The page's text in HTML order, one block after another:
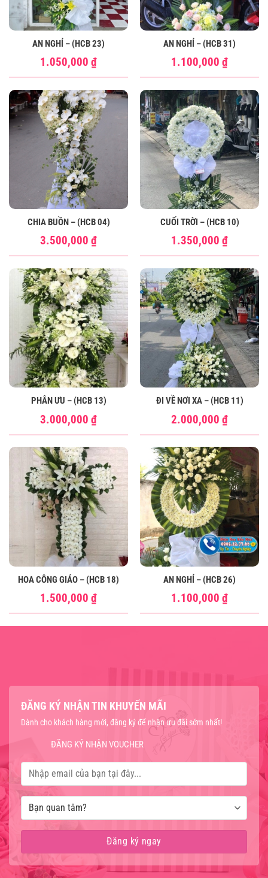
AN NGHỈ – (HCB 23)
1.050,000 ₫
AN NGHỈ – (HCB 31)
1.100,000 ₫
CHIA BUỒN – (HCB 04)
3.500,000 ₫
CUỐI TRỜI – (HCB 10)
1.350,000 ₫
PHÂN ƯU – (HCB 13)
3.000,000 ₫
ĐI VỀ NƠI XA – (HCB 11)
2.000,000 ₫
HOA CÔNG GIÁO – (HCB 18)
1.500,000 ₫
AN NGHỈ – (HCB 26)
1.100,000 ₫
ĐĂNG KÝ NHẬN TIN KHUYẾN MÃI
Dành cho khách hàng mới, đăng ký để nhận ưu đãi sớm nhất!
ĐĂNG KÝ NHẬN VOUCHER